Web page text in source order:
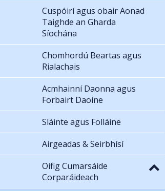
Cuspóirí agus obair Aonad
Taighde an Gharda
Síochána
Chomhordú Beartas agus
Rialachais
Acmhainní Daonna agus
Forbairt Daoine
Sláinte agus Folláine
Airgeadas & Seirbhísí
Oifig Cumarsáide
Corparáideach